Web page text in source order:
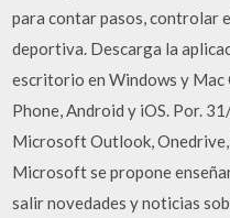
para contar pasos, controlar
deportiva. Descarga la
escritorio en Windows y Mac
Phone, Android y iOS. Por.
Microsoft Outlook,
Microsoft se propone
salir novedades y noticias